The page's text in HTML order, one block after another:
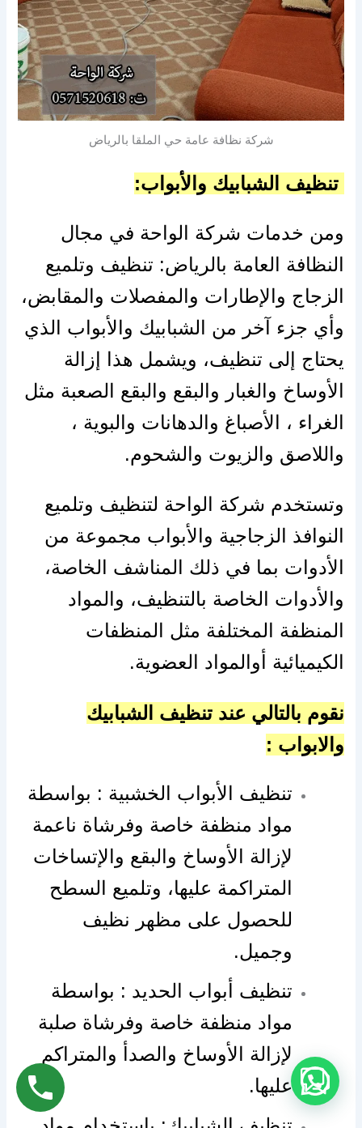
شركة نظافة عامة حي الملقا بالرياض
تنظيف الشبابيك والأبواب:
ومن خدمات شركة الواحة في مجال
النظافة العامة بالرياض: تنظيف وتلميع
الزجاج والإطارات والمفصلات والمقابض،
وأي جزء آخر من الشبابيك والأبواب الذي
يحتاج إلى تنظيف، ويشمل هذا إزالة
الأوساخ والغبار والبقع والبقع الصعبة مثل
الغراء ، الأصباغ والدهانات والبوية ،
واللاصق والزيوت والشحوم.
وتستخدم شركة الواحة لتنظيف وتلميع
النوافذ الزجاجية والأبواب مجموعة من
الأدوات بما في ذلك المناشف الخاصة،
والأدوات الخاصة بالتنظيف، والمواد
المنظفة المختلفة مثل المنظفات
الكيميائية أوالمواد العضوية.
نقوم بالتالي عند تنظيف الشبابيك
والابواب :
تنظيف الأبواب الخشبية : بواسطة
مواد منظفة خاصة وفرشاة ناعمة
لإزالة الأوساخ والبقع والإتساخات
المتراكمة عليها، وتلميع السطح
للحصول على مظهر نظيف
وجميل.
تنظيف أبواب الحديد : بواسطة
مواد منظفة خاصة وفرشاة صلبة
لإزالة الأوساخ والصدأ والمتراكم
عليها.